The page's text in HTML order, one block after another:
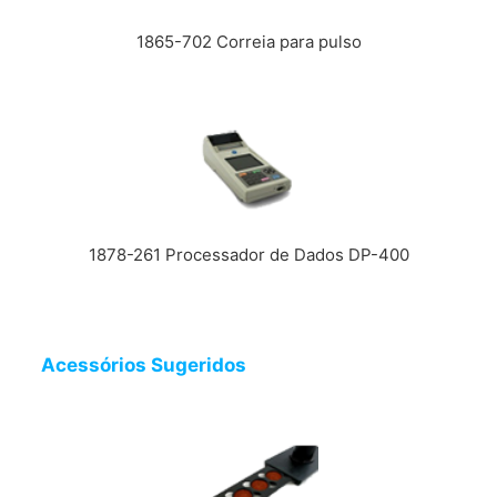
1865-702 Correia para pulso
1878-261 Processador de Dados DP-400
Acessórios Sugeridos